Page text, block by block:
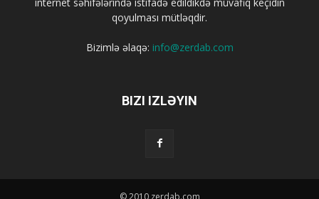
qoyulması mütləqdir.
Bizimlə əlaqə: info@zerdab.com
BIZI IZLƏYIN